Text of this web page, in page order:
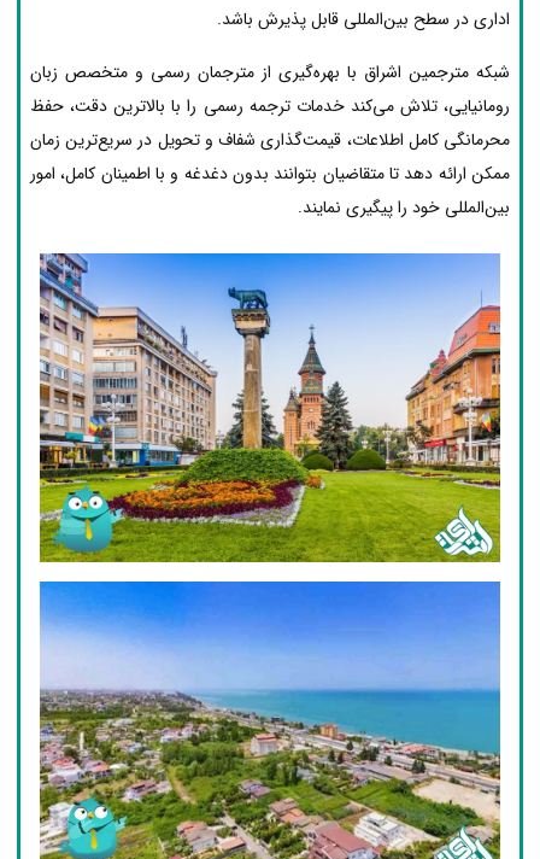
اداری در سطح بین‌المللی قابل پذیرش باشد.
شبکه مترجمین اشراق با بهره‌گیری از مترجمان رسمی و متخصص زبان
رومانیایی، تلاش می‌کند خدمات ترجمه رسمی را با بالاترین دقت، حفظ
محرمانگی کامل اطلاعات، قیمت‌گذاری شفاف و تحویل در سریع‌ترین زمان
ممکن ارائه دهد تا متقاضیان بتوانند بدون دغدغه و با اطمینان کامل، امور
بین‌المللی خود را پیگیری نمایند.